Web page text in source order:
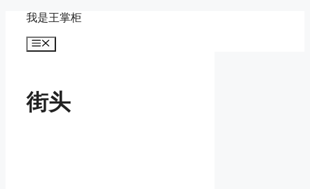
content
我是王掌柜
Menu
街头